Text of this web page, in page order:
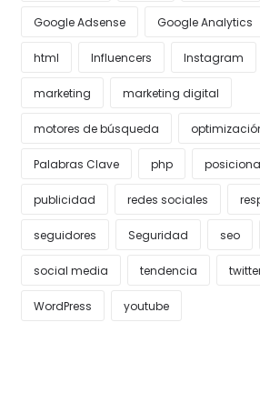
Google Adsense Google Analytics
html Influencers Instagram
marketing marketing digital
motores de búsqueda
Palabras Clave php
publicidad redes sociales
seguidores Seguridad seo
social media tendencia
WordPress youtube